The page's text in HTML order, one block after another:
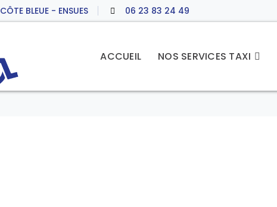
CÔTE BLEUE - ENSUES 06 23 83 24 49
ACCUEIL NOS SERVICES TAXI